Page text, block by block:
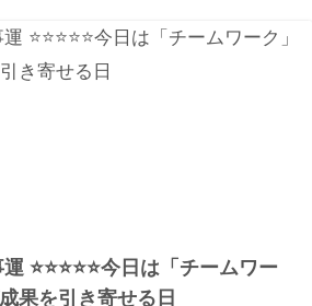
⭐⭐⭐⭐⭐今日は「チームワー
果を引き寄せる日